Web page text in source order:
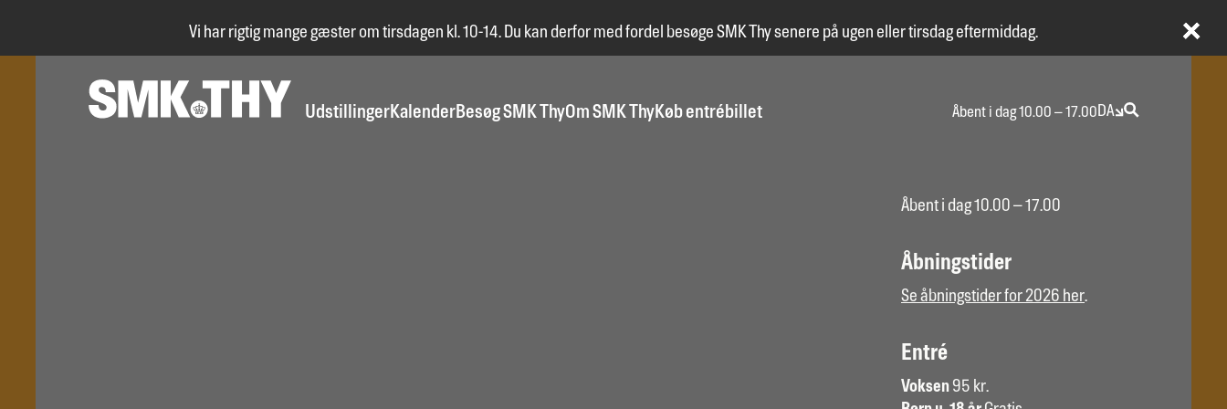
Vi har rigtig mange gæster om tirsdagen kl. 10-14. Du kan derfor med fordel besøge SMK Thy senere på ugen eller tirsdag eftermiddag.
UdstillingerKalenderBesøg SMK ThyOm SMK ThyKøb entrébillet Åbent i dag 10.00 – 17.00 DA
Åbent i dag 10.00 – 17.00
Åbningstider
Se åbningstider for 2026 her.
Entré
Voksen 95 kr.